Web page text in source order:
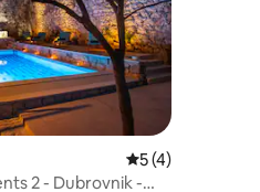
5, 142 recensies
Gemiddelde
5 (4)
2 - Dubrovnik -